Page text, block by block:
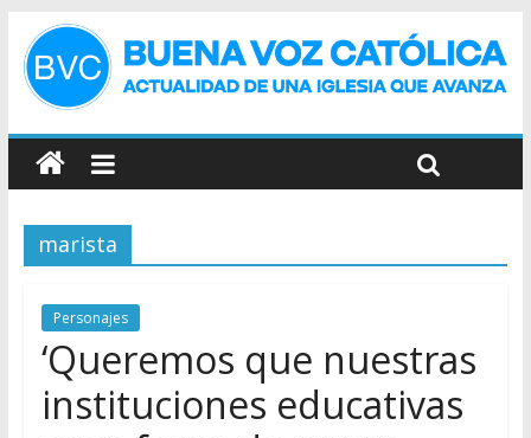
marista
Personajes
‘Queremos que nuestras
instituciones educativas